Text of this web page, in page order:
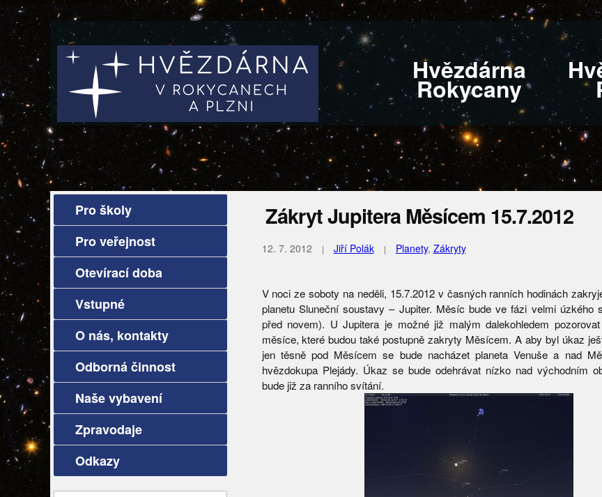
Hvězdárna
Rokycany
Pro školy
Pro veřejnost
Otevírací doba
Vstupné
O nás, kontakty
Odborná činnost
Naše vybavení
Zpravodaje
Odkazy
Zákryt Jupitera Měsícem 15.7.2012
12. 7. 2012 Jiří Polák Planety, Zákryty
V noci ze soboty na neděli, 15.7.2012 v časných ranních hodinách
planetu Sluneční soustavy – Jupiter. Měsíc bude ve fázi velmi úzkého
před novem). U Jupitera je možné již malým dalekohledem
měsíce, které budou také postupně zakryty Měsícem. A aby byl úkaz
jen těsně pod Měsícem se bude nacházet planeta Venuše a nad
hvězdokupa Plejády. Úkaz se bude odehrávat nízko nad východním
bude již za ranního svítání.